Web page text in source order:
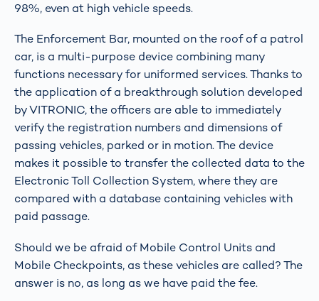
98%, even at high vehicle speeds.
The Enforcement Bar, mounted on the roof of a patrol
car, is a multi-purpose device combining many
functions necessary for uniformed services. Thanks to
the application of a breakthrough solution developed
by VITRONIC, the officers are able to immediately
verify the registration numbers and dimensions of
passing vehicles, parked or in motion. The device
makes it possible to transfer the collected data to the
Electronic Toll Collection System, where they are
compared with a database containing vehicles with
paid passage.
Should we be afraid of Mobile Control Units and
Mobile Checkpoints, as these vehicles are called? The
answer is no, as long as we have paid the fee.